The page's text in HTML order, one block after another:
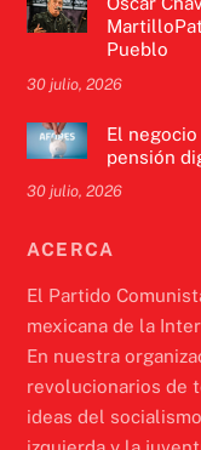
Pueblo
30 julio, 2026
El
pensión
30 julio, 2026
ACERCA
El Partido
mexicana de la
En nuestra
revolucionarios de
ideas del